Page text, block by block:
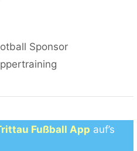
Sponsor
Fußball App auf’s